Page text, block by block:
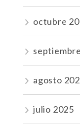
octubre
agosto
julio 2025